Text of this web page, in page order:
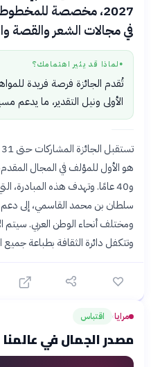
2027، مخصصة
في مجالات الشعر والقصة
● لماذا قد يثير اهتمامك؟
تُقدم الجائزة فرصة فريدة
الأولى ونيل التقدير، ما يدعم
و40 عامًا. وتهدف هذه المبادرة،
سلطان بن محمد القاسمي، إلى دعم
وتتكفل دائرة الثقافة بطباعة جميع
مرايا› اقتباس
مصدر الجمال في عالمنا